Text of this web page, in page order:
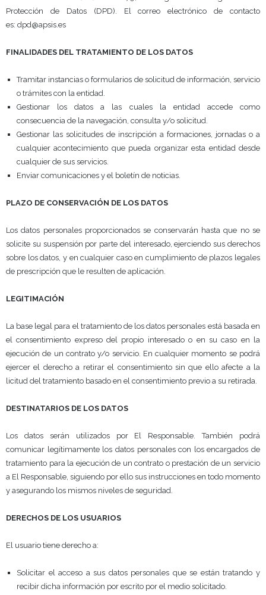
Protección de Datos (DPD). El correo electrónico de contacto
es: dpd@apsis.es
FINALIDADES DEL TRATAMIENTO DE LOS DATOS
Tramitar instancias o formularios de solicitud de información, servicio
o trámites con la entidad.
Gestionar los datos a las cuales la entidad accede como
consecuencia de la navegación, consulta y/o solicitud.
Gestionar las solicitudes de inscripción a formaciones, jornadas o a
cualquier acontecimiento que pueda organizar esta entidad desde
cualquier de sus servicios.
Enviar comunicaciones y el boletín de noticias.
PLAZO DE CONSERVACIÓN DE LOS DATOS
Los datos personales proporcionados se conservarán hasta que no se
solicite su suspensión por parte del interesado, ejerciendo sus derechos
sobre los datos, y en cualquier caso en cumplimiento de plazos legales
de prescripción que le resulten de aplicación.
LEGITIMACIÓN
La base legal para el tratamiento de los datos personales está basada en
el consentimiento expreso del propio interesado o en su caso en la
ejecución de un contrato y/o servicio. En cualquier momento se podrá
ejercer el derecho a retirar el consentimiento sin que ello afecte a la
licitud del tratamiento basado en el consentimiento previo a su retirada.
DESTINATARIOS DE LOS DATOS
Los datos serán utilizados por El Responsable. También podrá
comunicar legítimamente los datos personales con los encargados de
tratamiento para la ejecución de un contrato o prestación de un servicio
a El Responsable, siguiendo por ello sus instrucciones en todo momento
y asegurando los mismos niveles de seguridad.
DERECHOS DE LOS USUARIOS
El usuario tiene derecho a:
Solicitar el acceso a sus datos personales que se están tratando y
recibir dicha información por escrito por el medio solicitado.